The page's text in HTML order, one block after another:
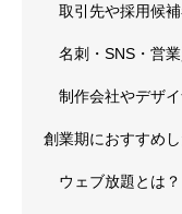
取引先や採用候
名刺・SNS・営
制作会社やデザ
創業期におすすめ
ウェブ放題とは？